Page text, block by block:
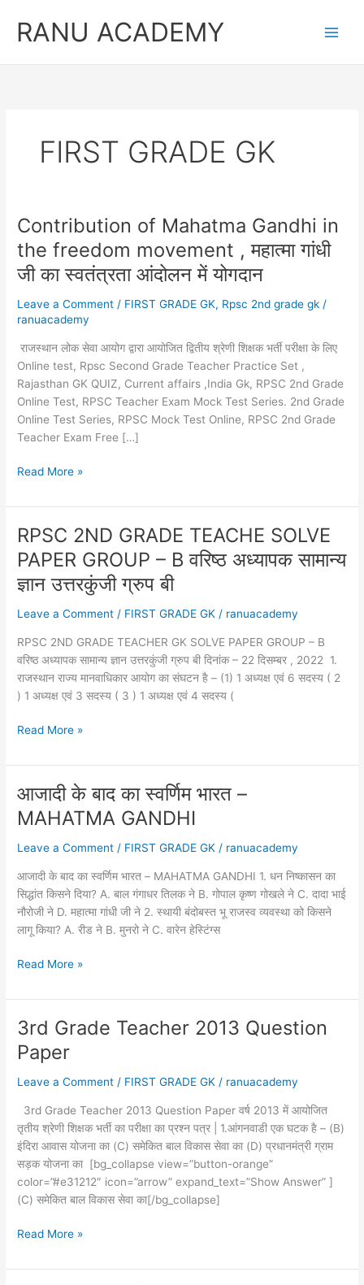
contentRANU ACADEMY
FIRST GRADE GK
Contribution of Mahatma Gandhi in
the freedom movement , महात्मा गांधी
जी का स्वतंत्रता आंदोलन में योगदान
Leave a Comment / FIRST GRADE GK, Rpsc 2nd grade gk /
ranuacademy
राजस्थान लोक सेवा आयोग द्वारा आयोजित द्वितीय श्रेणी शिक्षक भर्ती परीक्षा के लिए
Online test, Rpsc Second Grade Teacher Practice Set ,
Rajasthan GK QUIZ, Current affairs ,India Gk, RPSC 2nd Grade
Online Test, RPSC Teacher Exam Mock Test Series. 2nd Grade
Online Test Series, RPSC Mock Test Online, RPSC 2nd Grade
Teacher Exam Free […]
Contribution
Mahatma
Gandhi
in
the
freedom
movement
,
गांधी
जी
का
स्वतंत्रता
Read More »
RPSC 2ND GRADE TEACHE SOLVE
PAPER GROUP – B वरिष्ठ अध्यापक सामान्य
ज्ञान उत्तरकुंजी ग्रुप बी
Leave a Comment / FIRST GRADE GK / ranuacademy
RPSC 2ND GRADE TEACHER GK SOLVE PAPER GROUP – B
वरिष्ठ अध्यापक सामान्य ज्ञान उत्तरकुंजी ग्रुप बी दिनांक – 22 दिसम्बर , 2022 1.
राजस्थान राज्य मानवाधिकार आयोग का संघटन है – (1) 1 अध्यक्ष एवं 6 सदस्य ( 2
) 1 अध्यक्ष एवं 3 सदस्य ( 3 ) 1 अध्यक्ष एवं 4 सदस्य (
RPSC
GRADE
TEACHE
SOLVE
PAPER
–
B
वरिष्ठ
अध्यापक
सामान्य
उत्तरकुंजी
बी
Read More »
आजादी के बाद का स्वर्णिम भारत –
MAHATMA GANDHI
Leave a Comment / FIRST GRADE GK / ranuacademy
आजादी के बाद का स्वर्णिम भारत – MAHATMA GANDHI 1. धन निष्कासन का
सिद्धांत किसने दिया? A. बाल गंगाधर तिलक ने B. गोपाल कृष्ण गोखले ने C. दादा भाई
नौरोजी ने D. महात्मा गांधी जी ने 2. स्थायी बंदोबस्त भू राजस्व व्यवस्था को किसने
लागू किया? A. रीड ने B. मुनरो ने C. वारेन हेस्टिंग्स
आजादी
बाद
का
स्वर्णिम
भारत
MAHATMA
GANDHI
Read More »
3rd Grade Teacher 2013 Question
Paper
Leave a Comment / FIRST GRADE GK / ranuacademy
3rd Grade Teacher 2013 Question Paper वर्ष 2013 में आयोजित
तृतीय श्रेणी शिक्षक भर्ती का परीक्षा का प्रश्न पत्र | 1.आंगनवाडी एक घटक है – (B)
इंदिरा आवास योजना का (C) समेकित बाल विकास सेवा का (D) प्रधानमंत्री ग्राम
सड़क योजना का [bg_collapse view=”button-orange”
color=”#e31212″ icon=”arrow” expand_text=”Show Answer” ]
(C) समेकित बाल विकास सेवा का[/bg_collapse]
3rd
Teacher
Read More »